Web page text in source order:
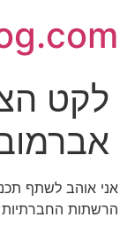
לקט
אברמוב |
הרשתות החברתיות